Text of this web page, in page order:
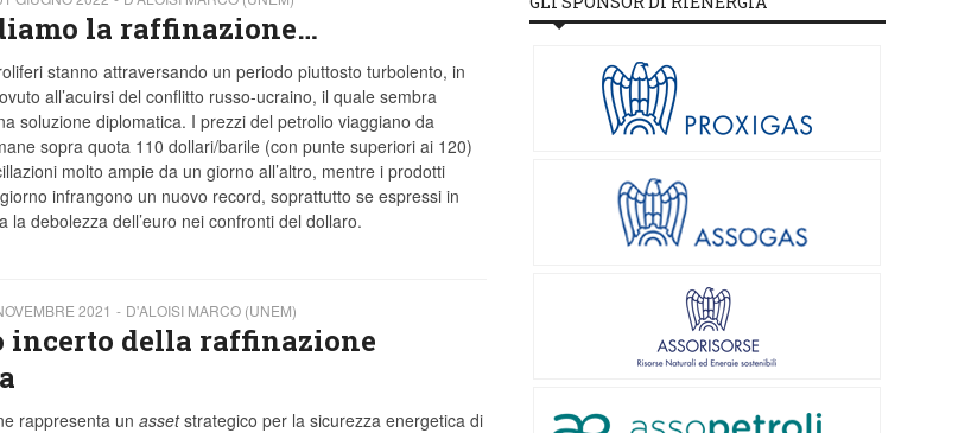
la raffinazione…
stanno attraversando un periodo piuttosto turbolento, in
all’acuirsi del conflitto russo-ucraino, il quale sembra
soluzione diplomatica. I prezzi del petrolio viaggiano da
sopra quota 110 dollari/barile (con punte superiori ai 120)
molto ampie da un giorno all’altro, mentre i prodotti
infrangono un nuovo record, soprattutto se espressi in
la debolezza dell’euro nei confronti del dollaro.
2021 D'ALOISI MARCO (UNEM)
della raffinazione
rappresenta un assetstrategico per la sicurezza energetica di